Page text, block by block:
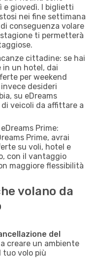
e giovedì. I biglietti
nei fine settimana
conseguenza volare
ti permetterà
cittadine: se hai
in un hotel, dai
per weekend
desideri
su eDreams
di veicoli da affittare a
Prime:
Prime, avrai
su voli, hotel e
con il vantaggio
maggiore flessibilità
volano da
del
creare un ambiente
tuo volo più